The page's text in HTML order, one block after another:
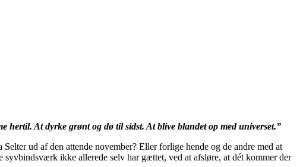
At dyrke grønt og dø til sidst. At blive blandet op med universet.”
ud af den attende november? Eller forlige hende og de andre med at
ikke allerede selv har gættet, ved at afsløre, at dét kommer der